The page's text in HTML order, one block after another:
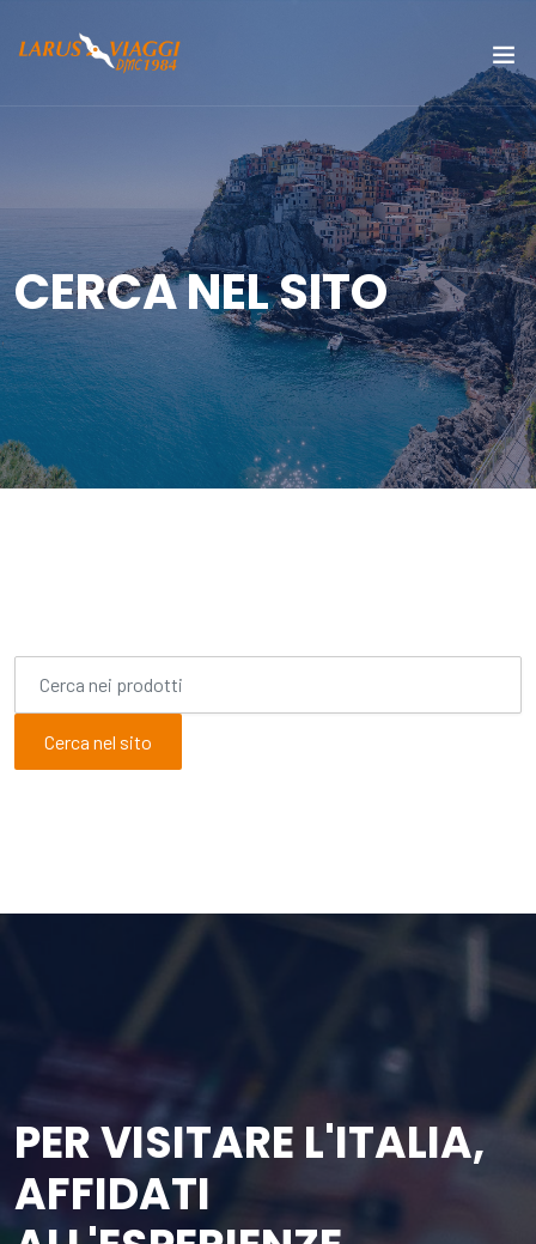
CERCA NEL SITO
Cerca nel sito
PER VISITARE L'ITALIA,
AFFIDATI